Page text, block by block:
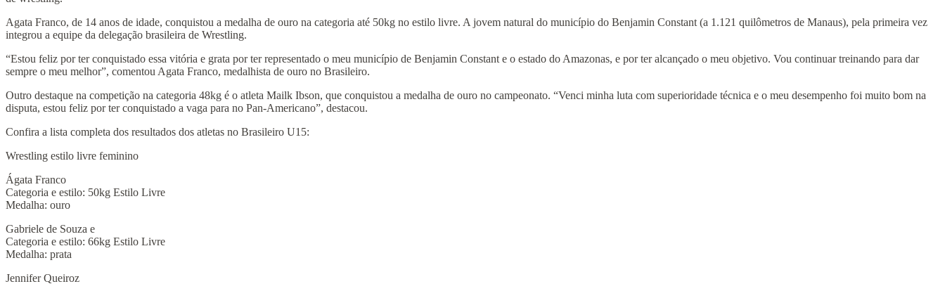
Agata Franco, de 14 anos de idade, conquistou a medalha de ouro na categoria até 50kg no estilo livre. A jovem natural do município do Benjamin Constant (a 1.121 quilômetros de Manaus), pela primeira vez
integrou a equipe da delegação brasileira de Wrestling.
“Estou feliz por ter conquistado essa vitória e grata por ter representado o meu município de Benjamin Constant e o estado do Amazonas, e por ter alcançado o meu objetivo. Vou continuar treinando para dar
sempre o meu melhor”, comentou Agata Franco, medalhista de ouro no Brasileiro.
Outro destaque na competição na categoria 48kg é o atleta Mailk Ibson, que conquistou a medalha de ouro no campeonato. “Venci minha luta com superioridade técnica e o meu desempenho foi muito bom na
disputa, estou feliz por ter conquistado a vaga para no Pan-Americano”, destacou.
Confira a lista completa dos resultados dos atletas no Brasileiro U15:
Wrestling estilo livre feminino
Ágata Franco
Categoria e estilo: 50kg Estilo Livre
Medalha: ouro
Gabriele de Souza e
Categoria e estilo: 66kg Estilo Livre
Medalha: prata
Jennifer Queiroz